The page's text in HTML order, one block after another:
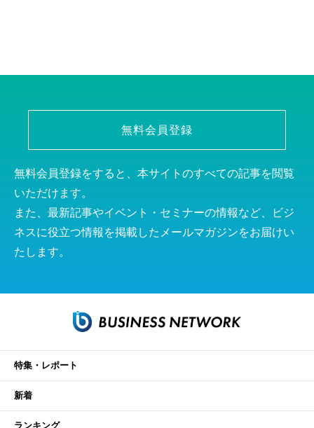
無料会員登録
無料会員登録をすると、本サイトのすべての記事を閲覧
いただけます。
また、最新記事やイベント・セミナーの情報など、ビジ
ネスに役立つ情報を掲載したメールマガジンをお届けい
たします。
特集・レポート
新着
ランキング